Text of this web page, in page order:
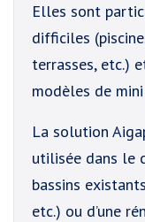
Elles sont
difficiles
terrasses, etc.)
modèles de
La solution
utilisée dans le
bassins
etc.) ou d’une